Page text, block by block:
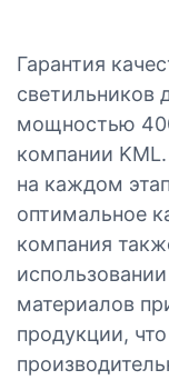
Гарантия
светильников
мощностью
компании
на каждом
оптимальное
компания
материалов
продукции,